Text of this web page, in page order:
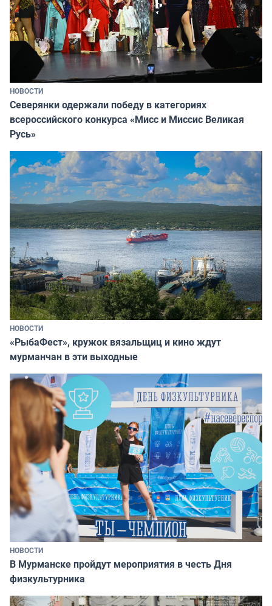
НОВОСТИ
Северянки одержали победу в категориях
всероссийского конкурса «Мисс и Миссис Великая
Русь»
НОВОСТИ
«РыбаФест», кружок вязальщиц и кино ждут
мурманчан в эти выходные
НОВОСТИ
В Мурманске пройдут мероприятия в честь Дня
физкультурника